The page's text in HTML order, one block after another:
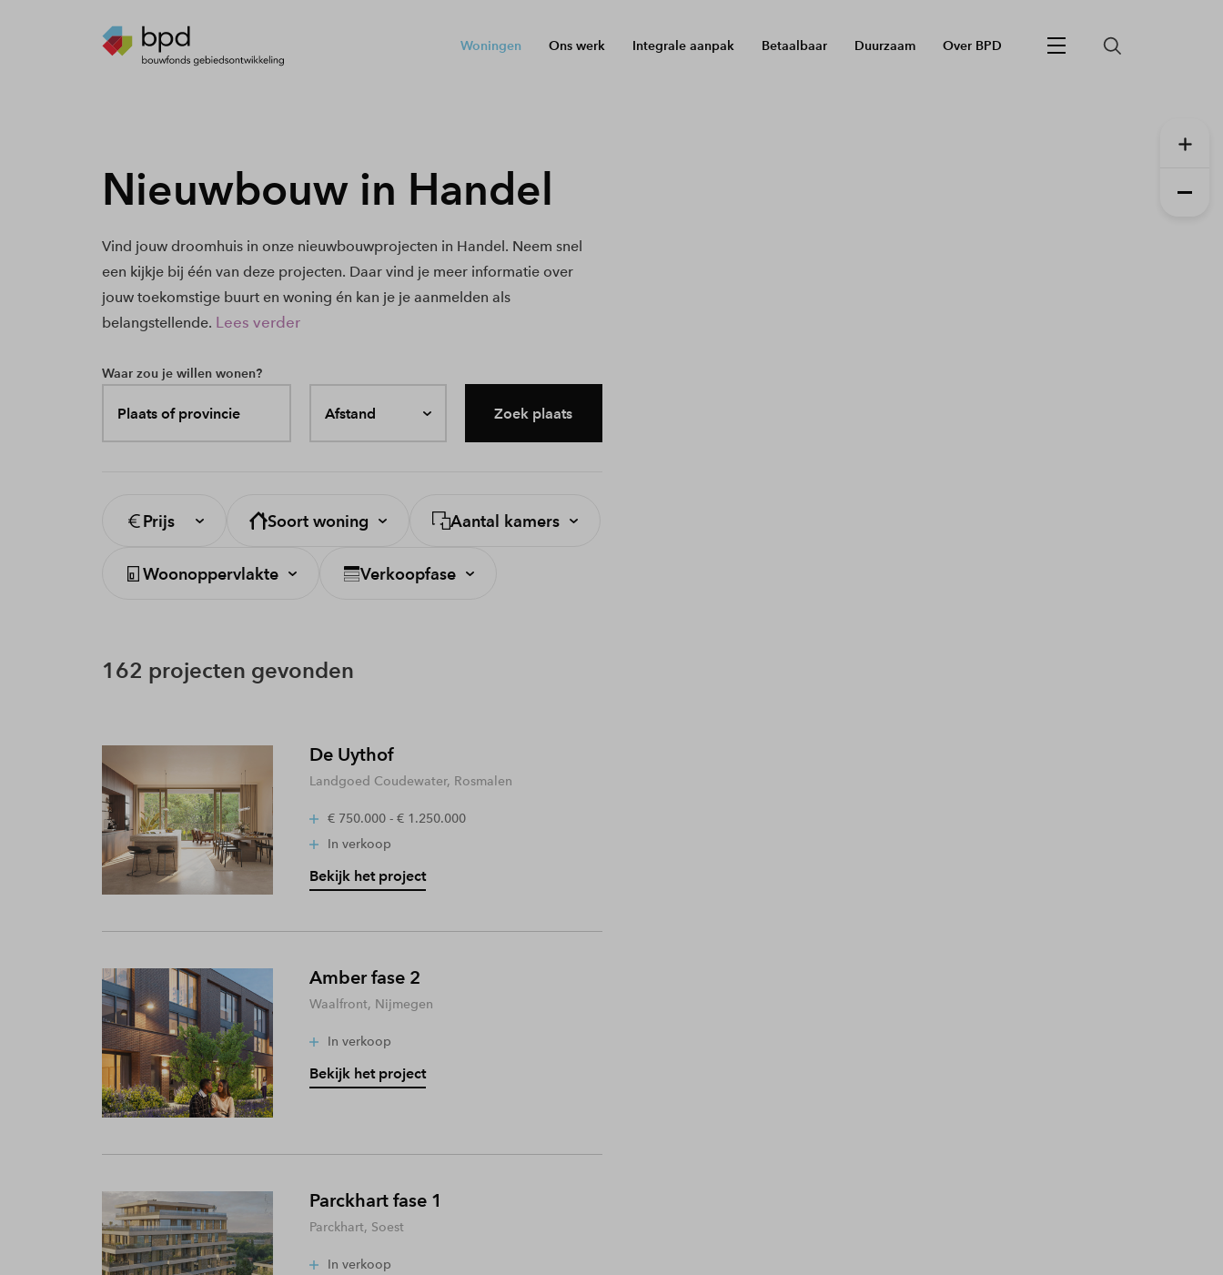
Woningen Ons werk Integrale aanpak Betaalbaar Duurzaam Over BPD
Nieuwbouw in Handel
Vind jouw droomhuis in onze nieuwbouwprojecten in Handel. Neem snel
een kijkje bij één van deze projecten. Daar vind je meer informatie over
jouw toekomstige buurt en woning én kan je je aanmelden als
belangstellende. Lees verder
Waar zou je willen wonen?
Plaats of provincie Afstand Zoek plaats
Prijs Soort woning Aantal kamers
Woonoppervlakte Verkoopfase
162 projecten gevonden
De Uythof
Landgoed Coudewater, Rosmalen
€ 750.000 - € 1.250.000
In verkoop
Bekijk het project
Amber fase 2
Waalfront, Nijmegen
In verkoop
Bekijk het project
Parckhart fase 1
Parckhart, Soest
In verkoop